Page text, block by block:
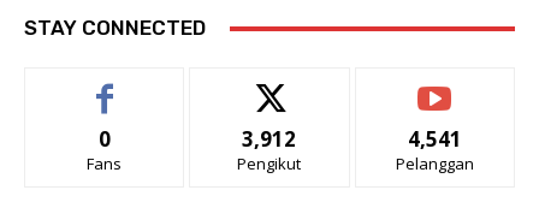
STAY CONNECTED
0
Fans
3,912
Pengikut
4,541
Pelanggan